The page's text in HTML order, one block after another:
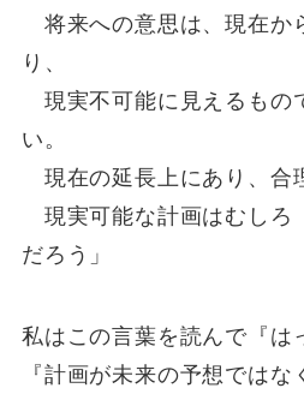
将来への意思は、現在か
り、
現実不可能に見えるもの
い。
現在の延長上にあり、合
現実可能な計画はむしろ
だろう」
私はこの言葉を読んで『は
『計画が未来の予想ではな